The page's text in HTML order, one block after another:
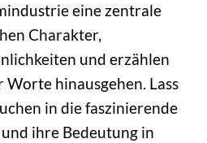
eine zentrale
Charakter,
und erzählen
Worte hinausgehen. Lass
in die faszinierende
ihre Bedeutung in